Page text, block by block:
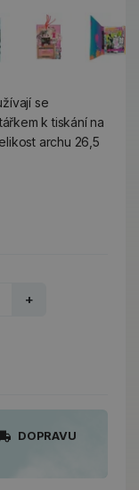
se
k tiskání na
archu 26,5
+
DOPRAVU